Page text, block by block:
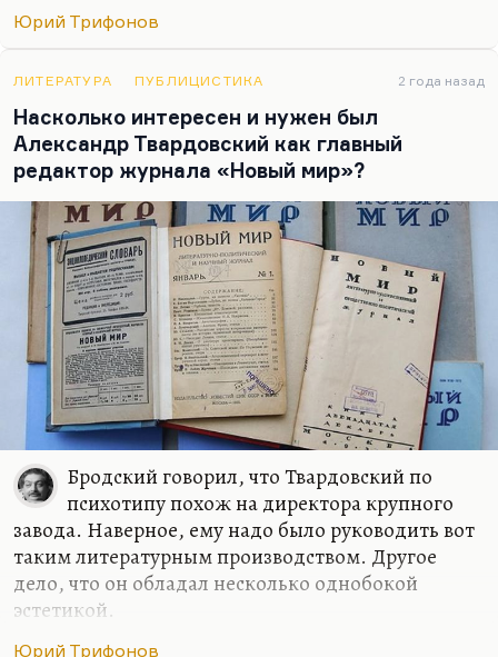
Я думаю, что в романе Терехова «Каменный мост»
влияний, как и в его более ранних писаниях. Но
мне кажется, что он всё-таки не усвоил
трифоновскую манеру, трифоновскую плотность
фразы, трифоновскую насыщенность намеками.
Он берет скорее трифоновским синтаксисом —
что тоже имитируется довольно трудно, кстати.
Так, из…
Юрий Трифонов
ЛИТЕРАТУРА ПУБЛИЦИСТИКА 2 года назад
Насколько интересен и нужен был
Александр Твардовский как главный
редактор журнала «Новый мир»?
Бродский говорил, что Твардовский по
психотипу похож на директора крупного
завода. Наверное, ему надо было руководить вот
таким литературным производством. Другое
дело, что он обладал несколько однобокой
эстетикой.
Он действительно хорошо знал границы своего
Юрий Трифонов